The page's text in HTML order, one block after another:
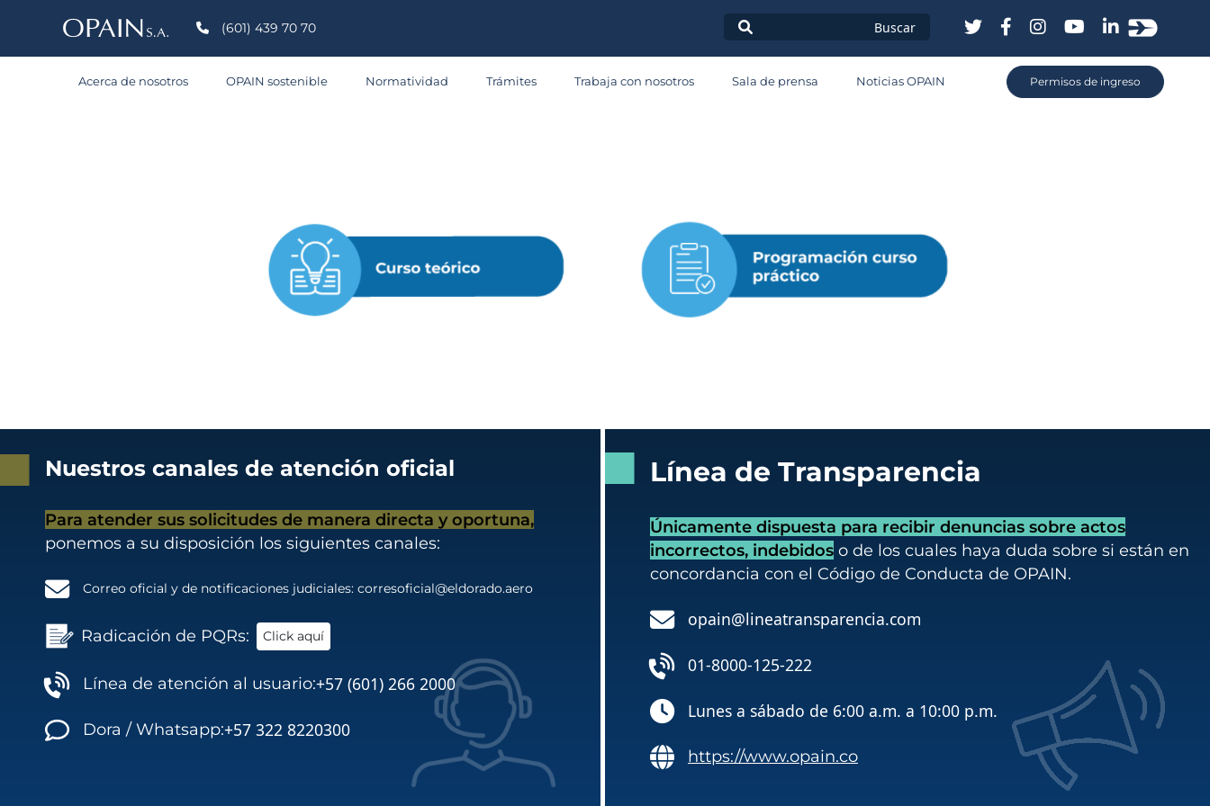
(601) 439 70 70
Acerca de nosotros OPAIN sostenible Normatividad Trámites Trabaja con nosotros Sala de prensa Noticias OPAIN Permisos de ingreso
Puentes de
Nuestros canales de atención oficial
Para atender sus solicitudes de manera directa y oportuna,
ponemos a su disposición los siguientes canales:
Correo oficial y de notificaciones judiciales: corresoficial@eldorado.aero
Radicación de PQRs: Click aquí
Línea de atención al usuario:+57 (601) 266 2000
Dora / Whatsapp:+57 322 8220300
Línea de Transparencia
Únicamente dispuesta para recibir denuncias sobre actos
incorrectos, indebidos o de los cuales haya duda sobre si están en
concordancia con el Código de Conducta de OPAIN.
opain@lineatransparencia.com
01-8000-125-222
Lunes a sábado de 6:00 a.m. a 10:00 p.m.
https://www.opain.co